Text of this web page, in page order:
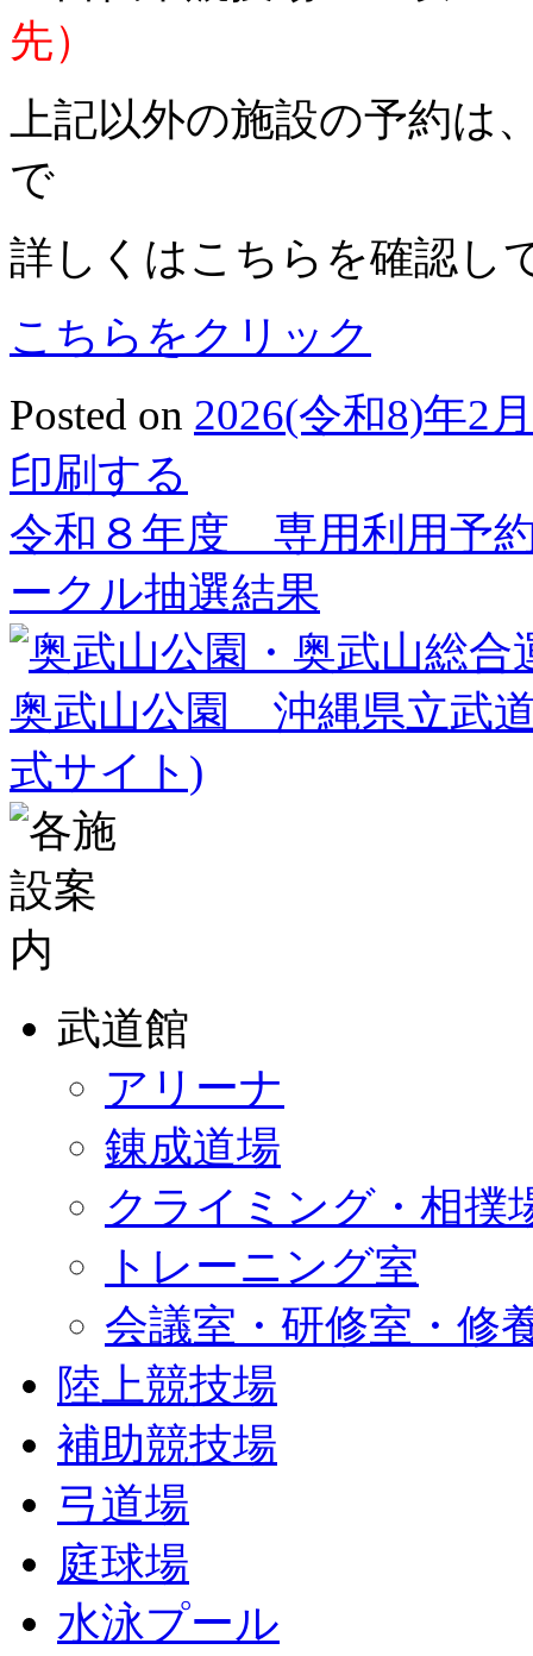
先）
上記以外の施設の予約
で
詳しくはこちらを確認し
こちらをクリック
Posted on 2026(令和8)年2
印刷する
最
近
の
投
稿
令和８年度 専用利用予
ークル抽選結果
武道館
アリーナ
錬成道場
クライミング・相撲
トレーニング室
会議室・研修室・修
陸上競技場
補助競技場
弓道場
庭球場
水泳プール